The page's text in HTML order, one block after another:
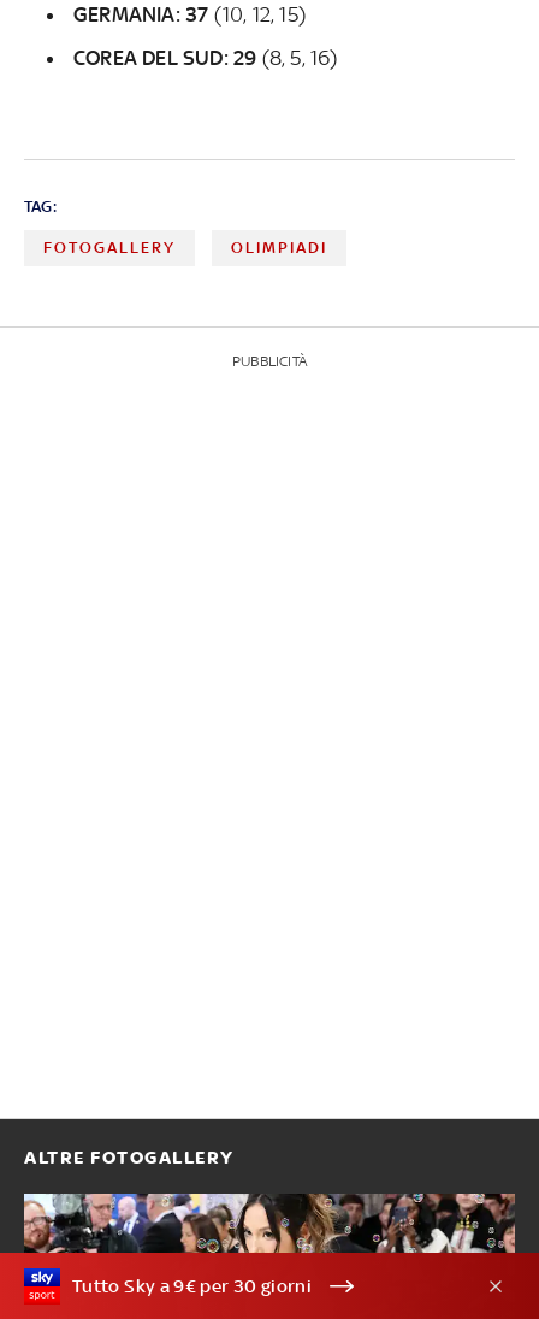
GERMANIA: 37 (10, 12, 15)
COREA DEL SUD: 29 (8, 5, 16)
TAG:
FOTOGALLERY OLIMPIADI
PUBBLICITÀ
ALTRE FOTOGALLERY
Tutto Sky a 9€ per 30 giorni